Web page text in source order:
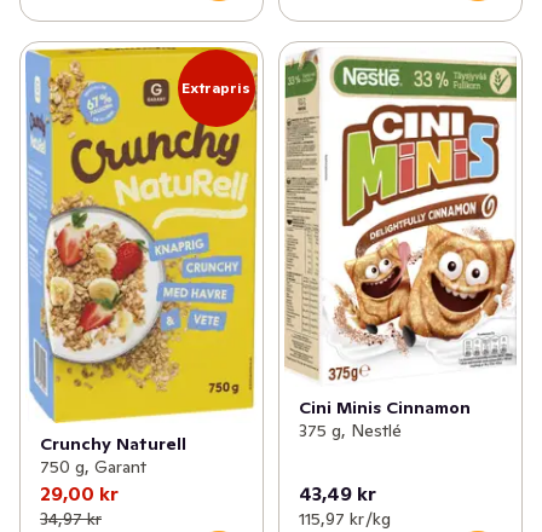
Extrapris
Crunchy Naturell
750 g, Garant
29,00 kr
34,97 kr
Cini Minis Cinnamon
375 g, Nestlé
43,49 kr
115,97 kr /kg